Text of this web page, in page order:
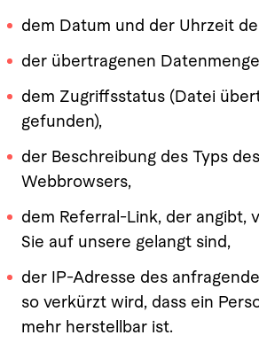
dem Datum und der Uhrzeit
der übertragenen
dem Zugriffsstatus (Datei
gefunden),
der Beschreibung des Typs
Webbrowsers,
dem Referral-Link, der angibt,
Sie auf unsere gelangt sind,
der IP-Adresse des
so verkürzt wird, dass ein
mehr herstellbar ist.